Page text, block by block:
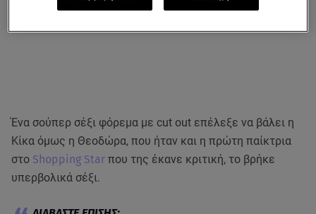
Ένα σούπερ σέξι φόρεμα με cut out επέλεξε να βάλει η
Κίκα όμως η Θεοδώρα, που ήταν και η πρώτη παίκτρια
στο Shopping Star που της έκανε κριτική, το βρήκε
υπερβολικά σέξι.